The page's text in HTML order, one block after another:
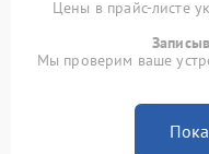
Цены в прайс-листе
Мы проверим ваше